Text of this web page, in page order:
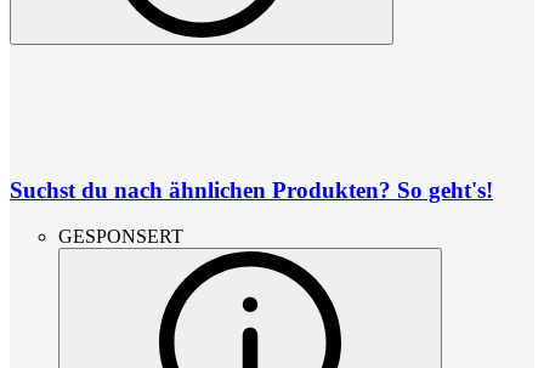
Suchst du nach ähnlichen Produkten? So geht's!
GESPONSERT